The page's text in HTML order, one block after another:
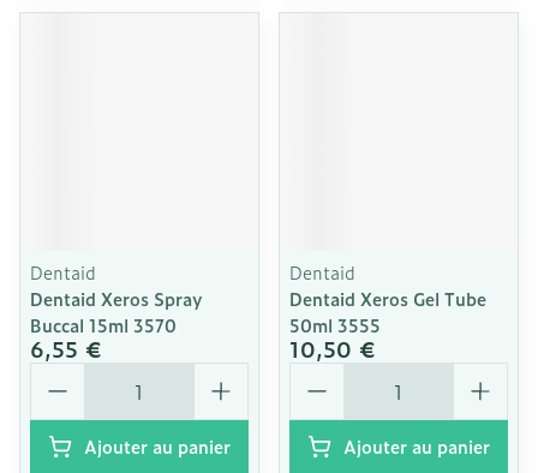
Dentaid
Dentaid Xeros Spray
Buccal 15ml 3570
6,55 €
Quantité
Ajouter au panier
Dentaid
Dentaid Xeros Gel Tube
50ml 3555
10,50 €
Quantité
Ajouter au panier